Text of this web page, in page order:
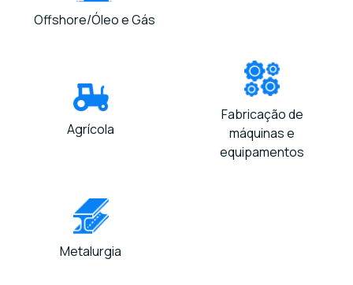
Offshore/Óleo e Gás
Agrícola
Fabricação de
máquinas e
equipamentos
Metalurgia